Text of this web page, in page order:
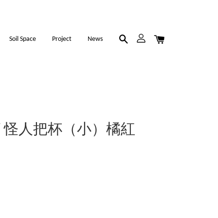
Soil Space Project News
人把杯（小）橘紅